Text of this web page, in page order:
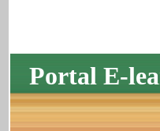
Portal E-